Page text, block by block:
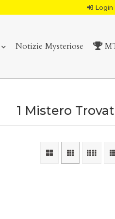
Login
Notizie Mysteriose
1 Mistero